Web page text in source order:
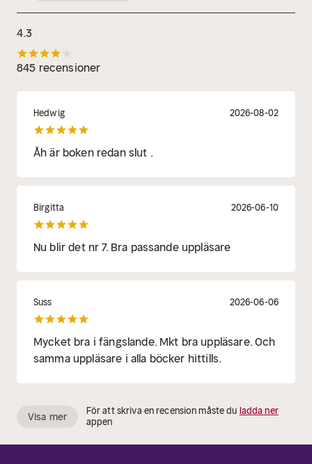
4.3
845 recensioner
Hedwig 2026-08-02
Åh är boken redan slut .
Birgitta 2026-06-10
Nu blir det nr 7. Bra passande uppläsare
Suss 2026-06-06
Mycket bra i fängslande. Mkt bra uppläsare. Och
samma uppläsare i alla böcker hittills.
Visa mer För att skriva en recension måste du ladda ner
appen